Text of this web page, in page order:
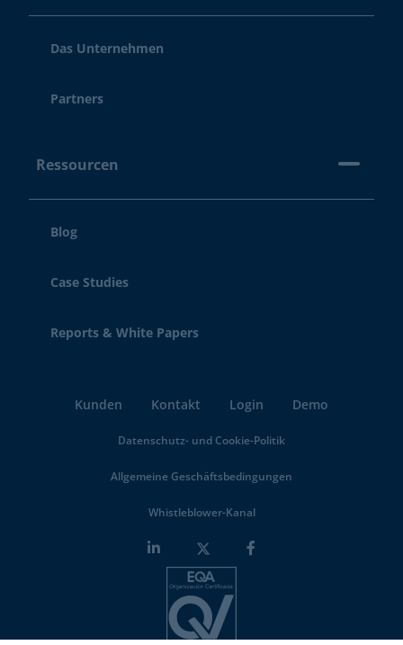
Das Unternehmen
Partners
Ressourcen
Blog
Case Studies
Reports & White Papers
Kunden Kontakt Login Demo
Datenschutz- und Cookie-Politik
Allgemeine Geschäftsbedingungen
Whistleblower-Kanal